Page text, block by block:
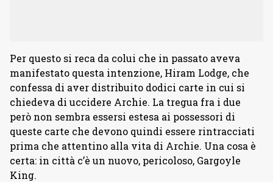
Per questo si reca da colui che in passato aveva
manifestato questa intenzione, Hiram Lodge, che
confessa di aver distribuito dodici carte in cui si
chiedeva di uccidere Archie. La tregua fra i due
però non sembra essersi estesa ai possessori di
queste carte che devono quindi essere rintracciati
prima che attentino alla vita di Archie. Una cosa è
certa: in città c’è un nuovo, pericoloso, Gargoyle
King.